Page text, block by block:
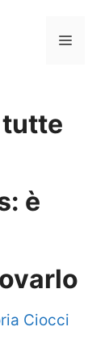
Menu
tutte
è
Ciocci